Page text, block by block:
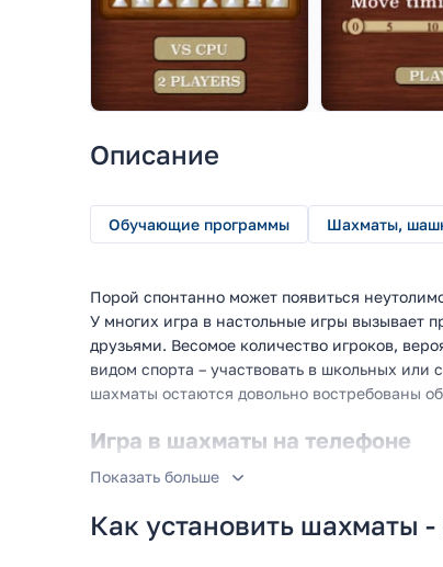
Описание
Обучающие программы Шахматы,
Порой спонтанно может появиться
У многих игра в настольные игры вызывает
друзьями. Весомое количество игроков,
видом спорта – участвовать в школьных или
шахматы остаются довольно востребованы
Игра в шахматы на телефоне
Если вы захотели сыграть партию в шахматы
игры достаточно скачать данное
Показать больше
Как установить шахматы -